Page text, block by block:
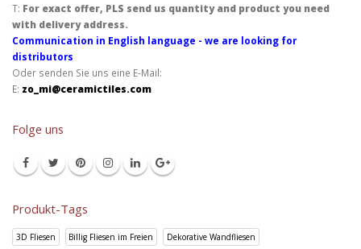
T: For exact offer, PLS send us quantity and product you need
with delivery address.
Communication in English language - we are looking for
distributors
Oder senden Sie uns eine E-Mail:
E: zo_mi@ceramictiles.com
Folge uns
Produkt-Tags
3D Fliesen Billig Fliesen im Freien Dekorative Wandfliesen